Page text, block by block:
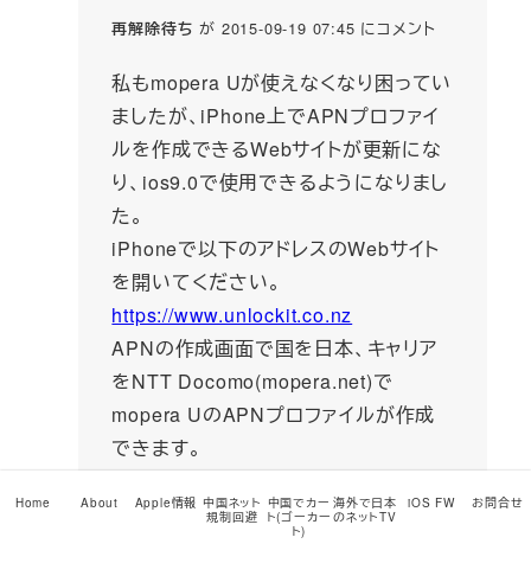
再解除待ち が 2015-09-19 07:45 にコメント
私もmopera Uが使えなくなり困ってい
ましたが、iPhone上でAPNプロファイ
ルを作成できるWebサイトが更新にな
り、ios9.0で使用できるようになりまし
た。
iPhoneで以下のアドレスのWebサイト
を開いてください。
https://www.unlockit.co.nz
APNの作成画面で国を日本、キャリア
をNTT Docomo(mopera.net)で
mopera UのAPNプロファイルが作成
できます。
返信
Home About Apple情報 中国ネット
規制回避
中国でカー
ト(ゴーカー
ト)
海外で日本
のネットTV
iOS FW お問合せ